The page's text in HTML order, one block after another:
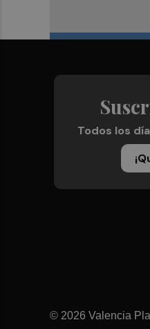
Todos los
© 2026 Valencia